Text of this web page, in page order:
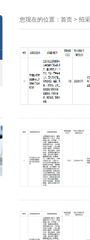
您现在的位置： 首页> 招